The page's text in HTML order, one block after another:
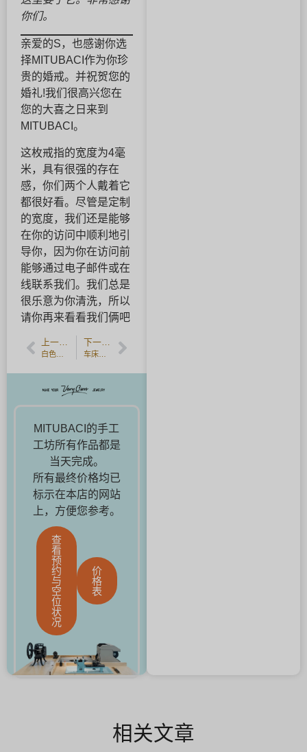
你们。
亲爱的S，也感谢你选
择MITUBACI作为你珍
贵的婚戒。并祝贺您的
婚礼!我们很高兴您在
您的大喜之日来到
MITUBACI。
这枚戒指的宽度为4毫
米，具有很强的存在
感，你们两个人戴着它
都很好看。尽管是定制
的宽度，我们还是能够
在你的访问中顺利地引
导你，因为你在访问前
能够通过电子邮件或在
线联系我们。我们总是
很乐意为你清洗，所以
请你再来看看我们俩吧
上一篇文章 下一篇文章
MITUBACI的手工
工坊所有作品都是
当天完成。
所有最终价格均已
标示在本店的网站
上，方便您参考。
查
看
预
约
与
空
位
状
况
价
格
表
相关文章